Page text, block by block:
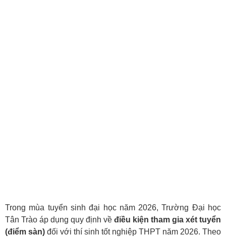
Trong mùa tuyển sinh đại học năm 2026, Trường Đại học
Tân Trào áp dụng quy định về điều kiện tham gia xét tuyển
(điểm sàn) đối với thí sinh tốt nghiệp THPT năm 2026. Theo